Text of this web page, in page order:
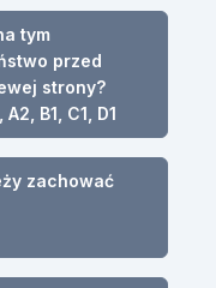
tym
przed
strony?
B1, C1, D1
zachować